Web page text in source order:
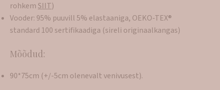
rohkemSIIT)
Vooder: 95% puuvill 5% elastaaniga, OEKO-TEX®
standard 100 sertifikaadiga (sireli originaalkangas)
Mõõdud:
90*75cm (+/-5cm olenevalt venivusest).